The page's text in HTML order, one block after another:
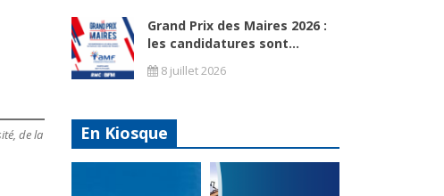
de la
Grand Prix des Maires 2026 :
les candidatures sont...
8 juillet 2026
En Kiosque